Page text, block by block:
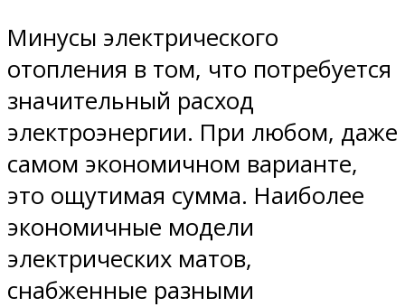
Минусы электрического
отопления в том, что потребуется
значительный расход
электроэнергии. При любом, даже
самом экономичном варианте,
это ощутимая сумма. Наиболее
экономичные модели
электрических матов,
снабженные разными